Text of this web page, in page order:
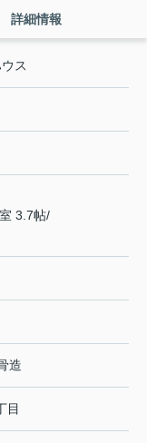
詳細情報
ス
3.7帖/
造
目